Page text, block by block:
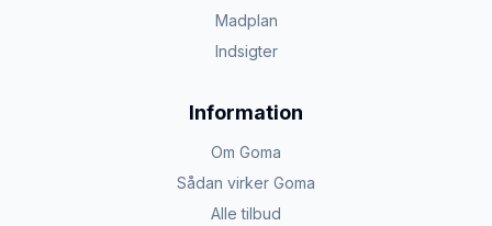
Madplan
Indsigter
Information
Om Goma
Sådan virker Goma
Alle tilbud